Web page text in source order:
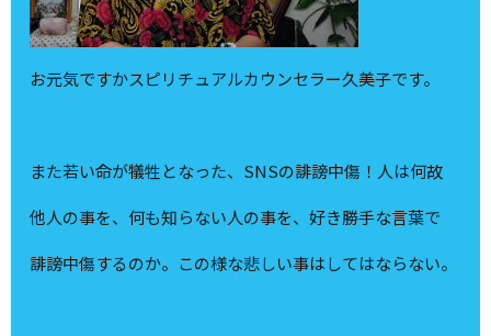
お元気ですかスピリチュアルカウンセラー久美子です。
また若い命が犠牲となった、SNSの誹謗中傷！人は何故
他人の事を、何も知らない人の事を、好き勝手な言葉で
誹謗中傷するのか。この様な悲しい事はしてはならない。